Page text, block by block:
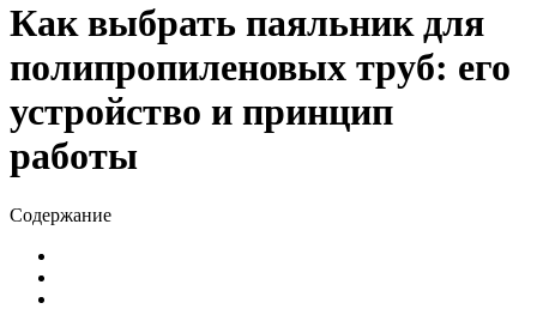
Как выбрать паяльник для
полипропиленовых труб: его
устройство и принцип
работы
Содержание